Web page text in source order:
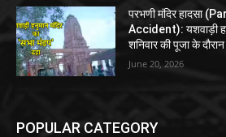
परभणी मंदिर हादसा
Accident): यशवाड़ी
शनिवार की पूजा के
June 20, 2026
POPULAR CATEGORY